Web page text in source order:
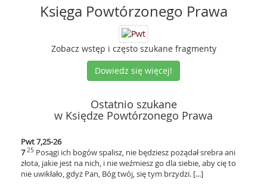
Księga Powtórzonego Prawa
Zobacz wstęp i często szukane fragmenty
Dowiedz się więcej!
Ostatnio szukane
w Księdze Powtórzonego Prawa
Pwt 7,25-26
725 Posągi ich bogów spalisz, nie będziesz pożądał srebra ani
złota, jakie jest na nich, i nie weźmiesz go dla siebie, aby cię to
nie uwikłało, gdyż Pan, Bóg twój, się tym brzydzi. [...]